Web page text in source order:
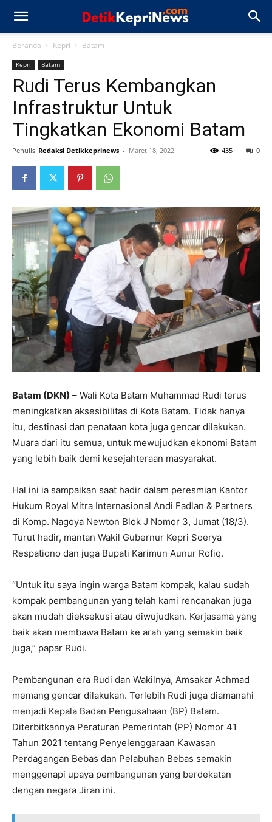
Beranda Kepri Batam
Kepri Batam
Rudi Terus Kembangkan
Infrastruktur Untuk
Tingkatkan Ekonomi Batam
Penulis Redaksi Detikkeprinews - Maret 18, 2022 0
435
Batam (DKN) – Wali Kota Batam Muhammad Rudi terus
meningkatkan aksesibilitas di Kota Batam. Tidak hanya
itu, destinasi dan penataan kota juga gencar dilakukan.
Muara dari itu semua, untuk mewujudkan ekonomi Batam
yang lebih baik demi kesejahteraan masyarakat.
Hal ini ia sampaikan saat hadir dalam peresmian Kantor
Hukum Royal Mitra Internasional Andi Fadlan & Partners
di Komp. Nagoya Newton Blok J Nomor 3, Jumat (18/3).
Turut hadir, mantan Wakil Gubernur Kepri Soerya
Respationo dan juga Bupati Karimun Aunur Rofiq.
“Untuk itu saya ingin warga Batam kompak, kalau sudah
kompak pembangunan yang telah kami rencanakan juga
akan mudah dieksekusi atau diwujudkan. Kerjasama yang
baik akan membawa Batam ke arah yang semakin baik
juga,” papar Rudi.
Pembangunan era Rudi dan Wakilnya, Amsakar Achmad
memang gencar dilakukan. Terlebih Rudi juga diamanahi
menjadi Kepala Badan Pengusahaan (BP) Batam.
Diterbitkannya Peraturan Pemerintah (PP) Nomor 41
Tahun 2021 tentang Penyelenggaraan Kawasan
Perdagangan Bebas dan Pelabuhan Bebas semakin
menggenapi upaya pembangunan yang berdekatan
dengan negara Jiran ini.